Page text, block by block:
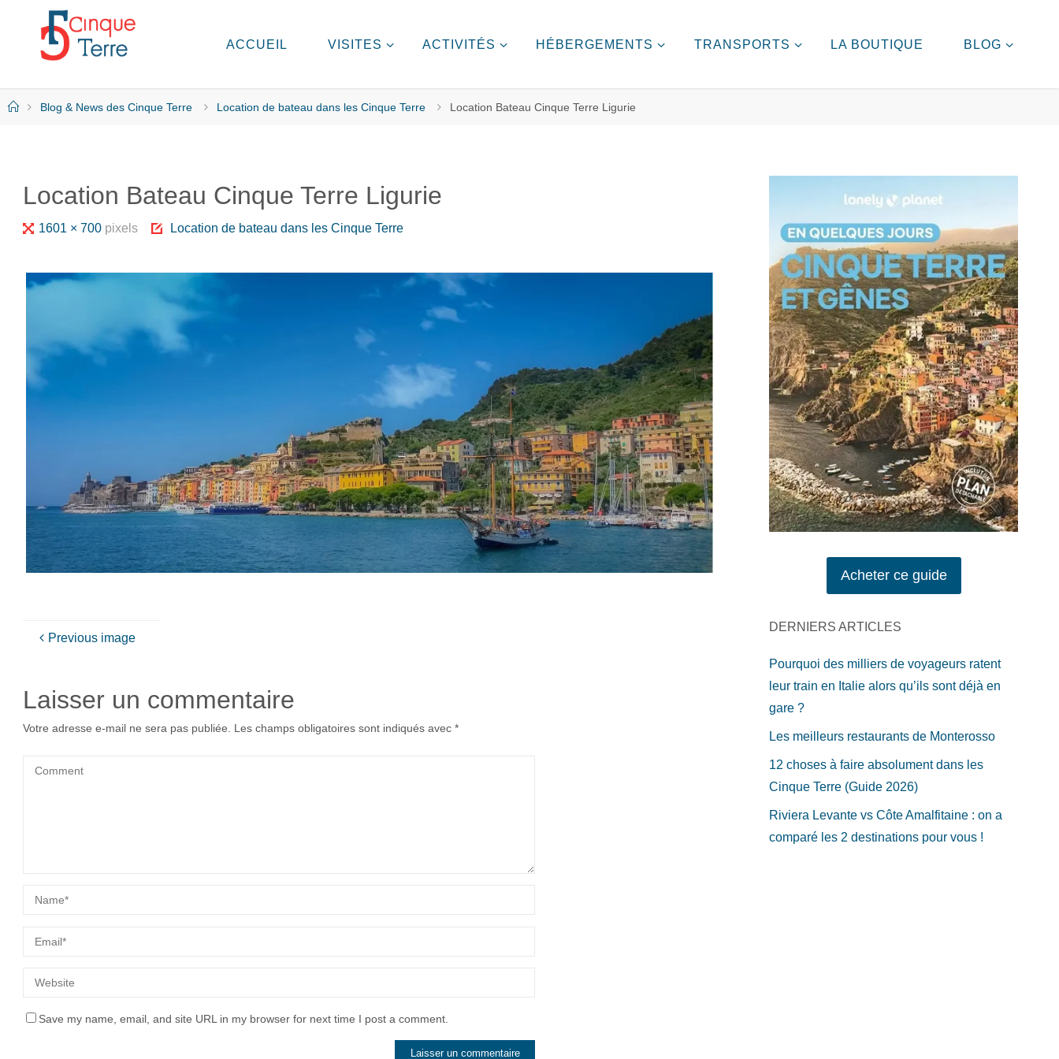
Q
RE
E
TA
L
E
ACCUEIL VISITES ACTIVITÉS HÉBERGEMENTS TRANSPORTS LA BOUTIQUE BLOG
HomeBlog & News des Cinque Terre Location de bateau dans les Cinque Terre Location Bateau Cinque Terre Ligurie
Location Bateau Cinque Terre Ligurie
Full1601 × 700 pixels Location de bateau dans les Cinque Terre
Previous image
Laisser un commentaire
Votre adresse e-mail ne sera pas publiée. Les champs obligatoires sont indiqués avec *
Save my name, email, and site URL in my browser for next time I post a comment.
Acheter ce guide
DERNIERS ARTICLES
Pourquoi des milliers de voyageurs ratent
leur train en Italie alors qu’ils sont déjà en
gare ?
Les meilleurs restaurants de Monterosso
12 choses à faire absolument dans les
Cinque Terre (Guide 2026)
Riviera Levante vs Côte Amalfitaine : on a
comparé les 2 destinations pour vous !